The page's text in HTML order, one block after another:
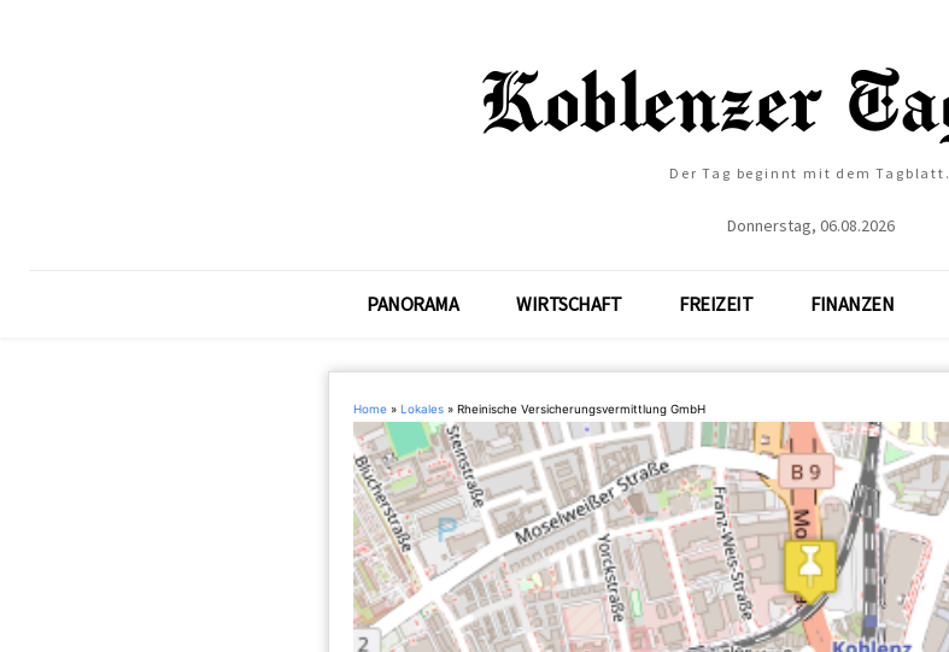
Der Tag beginnt mit dem Tagblatt.
Donnerstag, 06.08.2026
PANORAMA WIRTSCHAFT FREIZEIT FINANZEN
Home » Lokales » Rheinische Versicherungsvermittlung GmbH